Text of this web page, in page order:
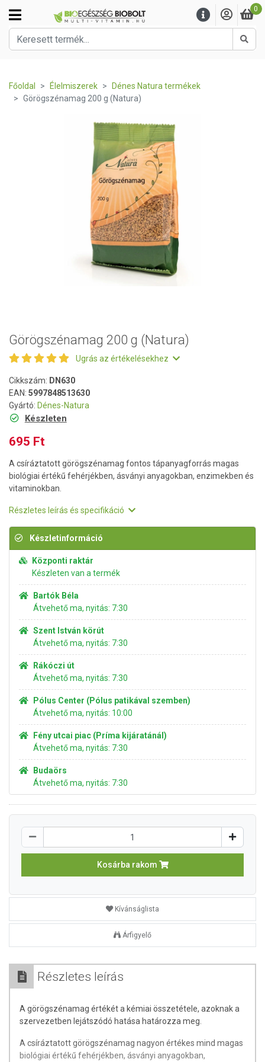
0
Főoldal Élelmiszerek
Dénes Natura termékek
Görögszénamag 200 g (Natura)
Görögszénamag 200 g (Natura)
Ugrás az értékelésekhez
Cikkszám: DN630
EAN: 5997848513630
Gyártó: Dénes-Natura
Készleten
695 Ft
A csíráztatott görögszénamag fontos tápanyagforrás magas
biológiai értékű fehérjékben, ásványi anyagokban, enzimekben és
vitaminokban.
Részletes leírás és specifikáció
Készletinformáció
Központi raktár
Készleten van a termék
Bartók Béla
Átvehető ma, nyitás: 7:30
Szent István körút
Átvehető ma, nyitás: 7:30
Rákóczi út
Átvehető ma, nyitás: 7:30
Pólus Center (Pólus patikával szemben)
Átvehető ma, nyitás: 10:00
Fény utcai piac (Príma kijáratánál)
Átvehető ma, nyitás: 7:30
Budaörs
Átvehető ma, nyitás: 7:30
Kosárba rakom
Kívánságlista
Árfigyelő
Részletes leírás
A görögszénamag értékét a kémiai összetétele, azoknak a
szervezetben lejátszódó hatása határozza meg.
A csíráztatott görögszénamag nagyon értékes mind magas
biológiai értékű fehérjékben, ásványi anyagokban,